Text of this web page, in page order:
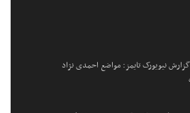
نیویورک تایمز: مواضع احمدی نژاد